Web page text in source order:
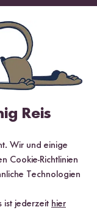
zum Newsletter
Reis
Wir und einige
Cookie-Richtlinien
Technologien
ist jederzeit hier